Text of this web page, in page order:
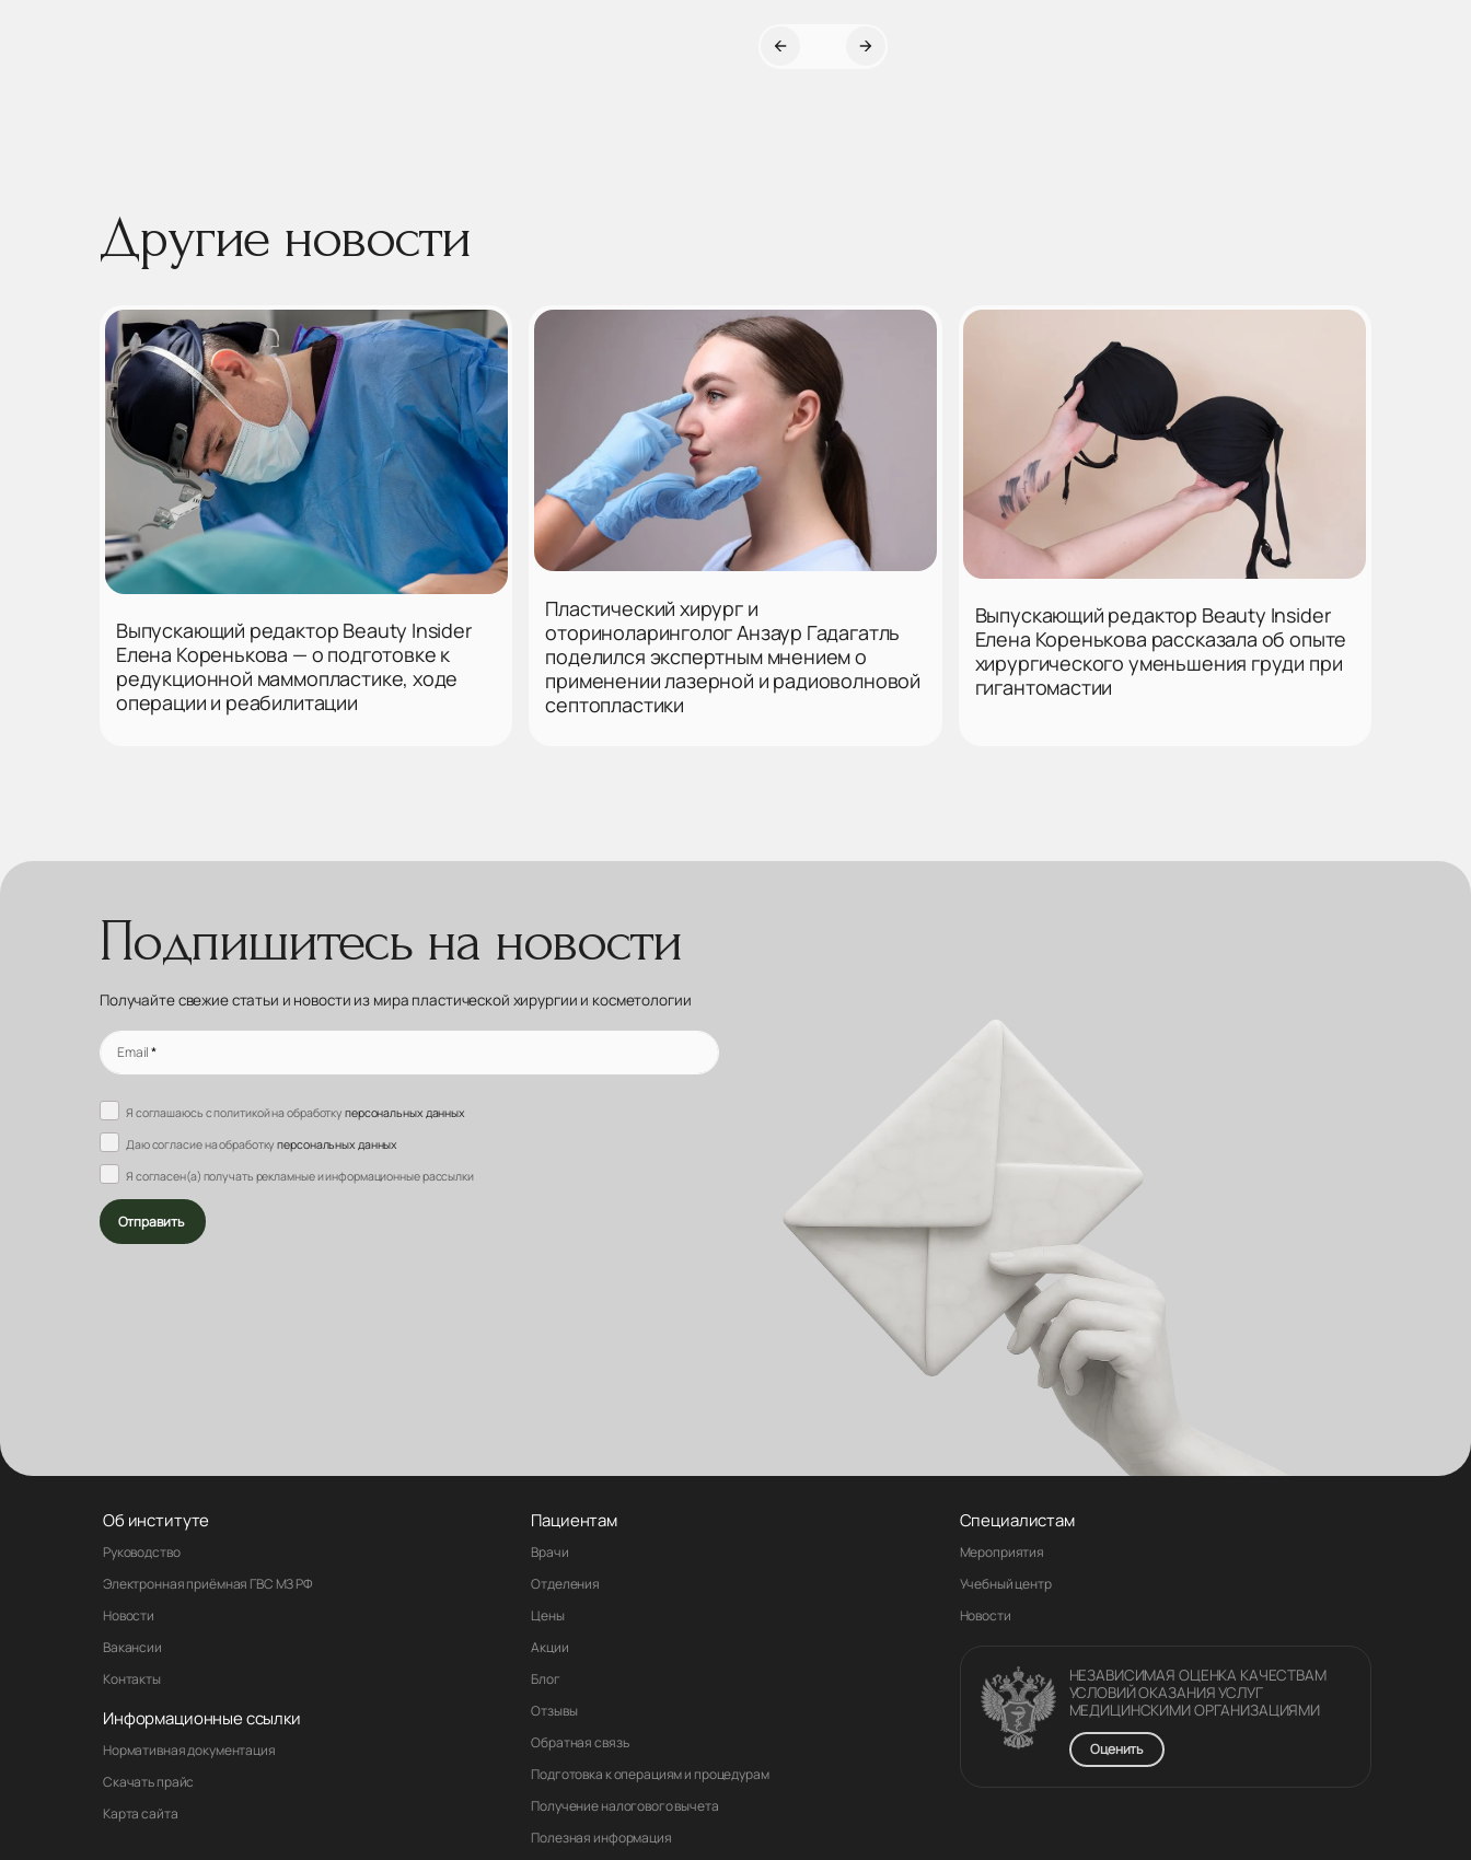
Другие новости
Выпускающий редактор Beauty Insider
Елена Коренькова — о подготовке к
редукционной маммопластике, ходе
операции и реабилитации
Пластический хирург и
оториноларинголог Анзаур Гадагатль
поделился экспертным мнением о
применении лазерной и радиоволновой
септопластики
Выпускающий редактор Beauty Insider
Елена Коренькова рассказала об опыте
хирургического уменьшения груди при
гигантомастии
Подпишитесь на новости
Получайте свежие статьи и новости из мира пластической хирургии и косметологии
Email*
Я соглашаюсь с политикой на обработкуперсональных данных
Даю согласие на обработкуперсональных данных
Я согласен(а) получать рекламные и информационные рассылки
Отправить
Об институте
Руководство
Электронная приёмная ГВС МЗ РФ
Новости
Вакансии
Контакты
Информационные ссылки
Нормативная документация
Скачать прайс
Карта сайта
Пациентам
Врачи
Отделения
Цены
Акции
Блог
Отзывы
Обратная связь
Подготовка к операциям и процедурам
Получение налогового вычета
Полезная информация
Специалистам
Мероприятия
Учебный центр
Новости
НЕЗАВИСИМАЯ ОЦЕНКА КАЧЕСТВАM
УСЛОВИЙ ОКАЗАНИЯ УСЛУГ
МЕДИЦИНСКИМИ ОРГАНИЗАЦИЯМИ
Оценить